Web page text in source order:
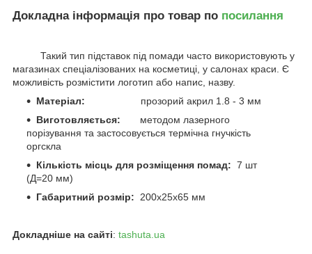
Докладна інформація про товар по посилання
Такий тип підставок під помади часто використовують у
магазинах спеціалізованих на косметиці, у салонах краси. Є
можливість розмістити логотип або напис, назву.
Матеріал: прозорий акрил 1.8 - 3 мм
Виготовляється: методом лазерного
порізування та застосовується термічна гнучкість
оргскла
Кількість місць для розміщення помад: 7 шт
(Д=20 мм)
Габаритний розмір: 200х25х65 мм
Докладніше на сайті: tashuta.ua